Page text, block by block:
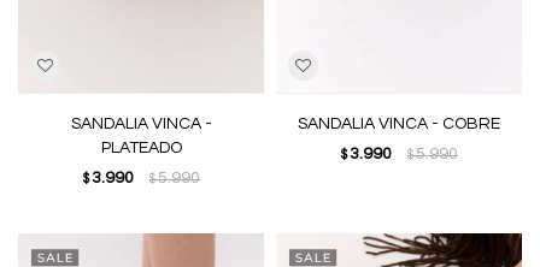
SANDALIA VINCA -
PLATEADO
$ 3.990 $5.990
SANDALIA VINCA - COBRE
$ 3.990 $5.990